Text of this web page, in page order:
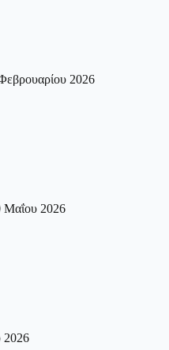
2026
Μαΐου 2026
2026